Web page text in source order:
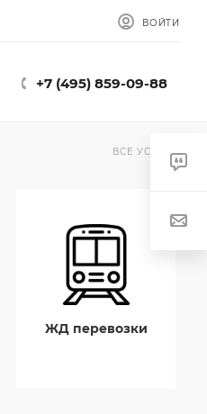
ВОЙТИ
+7 (495) 859-09-88
ВСЕ УСЛУГИ
ЖД перевозки